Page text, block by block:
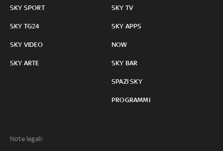
SKY SPORT
SKY TG24
SKY VIDEO
SKY ARTE
SKY TV
SKY APPS
NOW
SKY BAR
SPAZI SKY
PROGRAMMI
Note legali: